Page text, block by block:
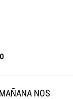
MAÑANA NOS